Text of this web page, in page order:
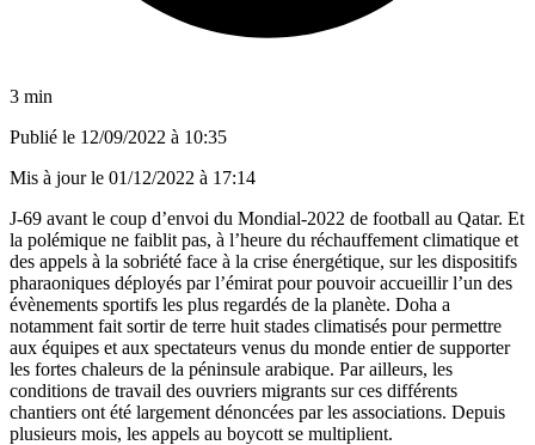
3 min
Publié le 12/09/2022 à 10:35
Mis à jour le 01/12/2022 à 17:14
J-69 avant le coup d’envoi du Mondial-2022 de football au Qatar. Et
la polémique ne faiblit pas, à l’heure du réchauffement climatique et
des appels à la sobriété face à la crise énergétique, sur les dispositifs
pharaoniques déployés par l’émirat pour pouvoir accueillir l’un des
évènements sportifs les plus regardés de la planète. Doha a
notamment fait sortir de terre huit stades climatisés pour permettre
aux équipes et aux spectateurs venus du monde entier de supporter
les fortes chaleurs de la péninsule arabique. Par ailleurs, les
conditions de travail des ouvriers migrants sur ces différents
chantiers ont été largement dénoncées par les associations. Depuis
plusieurs mois, les appels au boycott se multiplient.